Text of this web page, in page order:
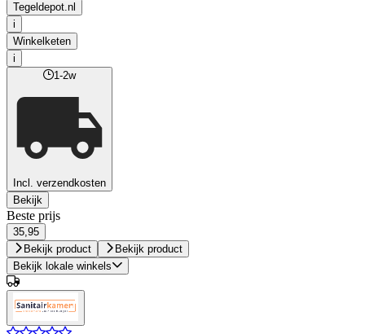
Tegeldepot.nl
i
Winkelketen
i
1-2w
Incl. verzendkosten
Bekijk
Beste prijs
35,95
Bekijk product
Bekijk product
Bekijk lokale winkels